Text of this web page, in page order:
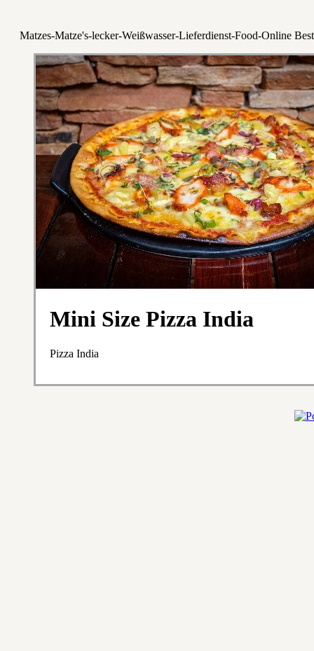
Matzes-Matze's-lecker-Weißwasser-Lieferdienst-Food-Online
Mini Size Pizza India
Pizza India